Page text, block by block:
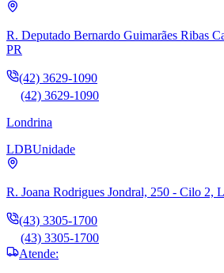
R. Deputado Bernardo Guimarães Ribas
PR
(42) 3629-1090
(42) 3629-1090
Londrina
LDBUnidade
R. Joana Rodrigues Jondral, 250 - Cilo 2,
(43) 3305-1700
(43) 3305-1700
Atende: